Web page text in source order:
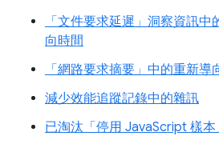
「文件要求延遲」洞察資訊
向時間
「網路要求摘要」中的重新導
減少效能追蹤記錄中的雜訊
已淘汰「停用 JavaScript 樣本